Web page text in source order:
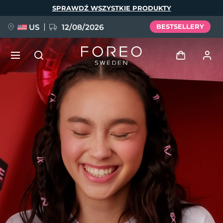
SPRAWDŹ WSZYSTKIE PRODUKTY
US 12/08/2026 BESTSELLERY
Profil użytkownika
Moje urządzenia
Moje zamówienia
Moje adresy
Moje subskrypcje
NOWOŚĆ
FAQ™ Pure Beauty-Tech Elixir
BREAKING NEWS
issa™ Teeth Whitening Set
Język
English Deutsch
Español
Français
Italiano
Português
Polski
Svenska
Русский
Türkçe
简体中文 繁體中文